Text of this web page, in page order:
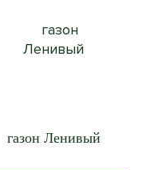
газон Ленивый